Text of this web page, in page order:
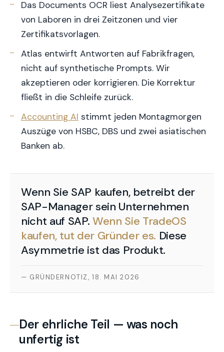
Das Documents OCR liest Analysezertifikate
von Laboren in drei Zeitzonen und vier
Zertifikatsvorlagen.
Atlas entwirft Antworten auf Fabrikfragen,
nicht auf synthetische Prompts. Wir
akzeptieren oder korrigieren. Die Korrektur
fließt in die Schleife zurück.
Accounting AI stimmt jeden Montagmorgen
Auszüge von HSBC, DBS und zwei asiatischen
Banken ab.
Wenn Sie SAP kaufen, betreibt der
SAP-Manager sein Unternehmen
nicht auf SAP. Wenn Sie TradeOS
kaufen, tut der Gründer es. Diese
Asymmetrie ist das Produkt.
— GRÜNDERNOTIZ, 18. MAI 2026
Der ehrliche Teil — was noch
unfertig ist